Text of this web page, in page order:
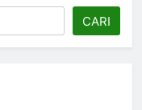
CARI